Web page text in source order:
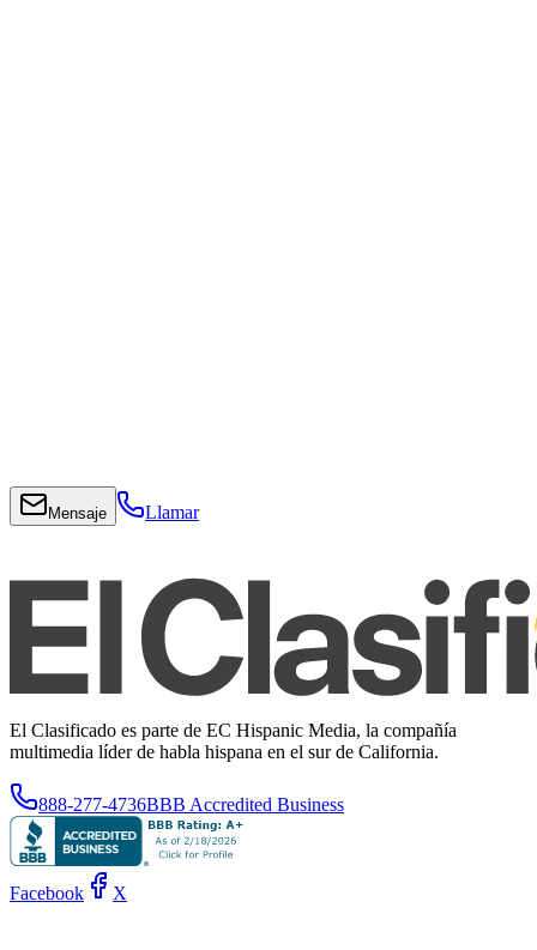
Mensaje Llamar
El Clasificado es parte de EC Hispanic Media, la compañía
multimedia líder de habla hispana en el sur de California.
888-277-4736BBB Accredited Business
Facebook X